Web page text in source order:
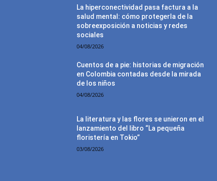
La hiperconectividad pasa factura a la
salud mental: cómo protegerla de la
sobreexposición a noticias y redes
sociales
04/08/2026
Cuentos de a pie: historias de migración
en Colombia contadas desde la mirada
de los niños
04/08/2026
La literatura y las flores se unieron en el
lanzamiento del libro “La pequeña
floristería en Tokio”
03/08/2026